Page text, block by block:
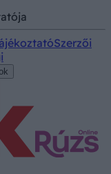
Szerzői